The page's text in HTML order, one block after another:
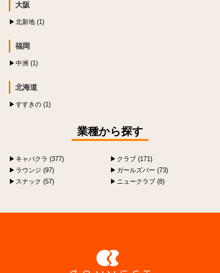
大阪
北新地 (1)
福岡
中洲 (1)
北海道
すすきの (1)
業種から探す
キャバクラ (377)
クラブ (171)
ラウンジ (97)
ガールズバー (73)
スナック (57)
ニュークラブ (8)